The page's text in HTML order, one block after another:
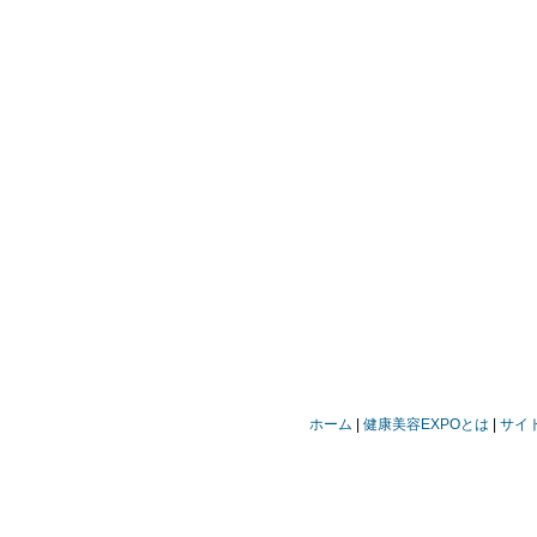
ホーム 健康美容EXPOとは サイ